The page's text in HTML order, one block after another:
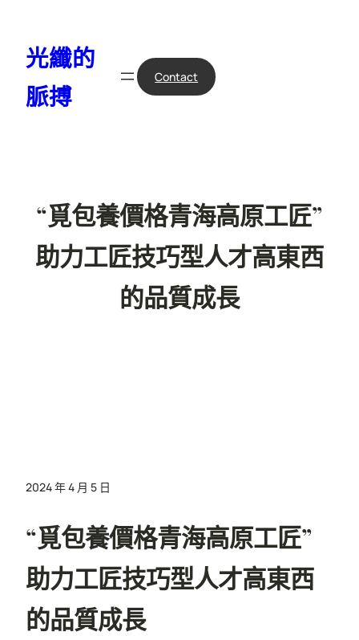
光纖的
脈搏
Contact
“覓包養價格青海高原工匠”
助力工匠技巧型人才高東西
的品質成長
2024 年 4 月 5 日
“覓包養價格青海高原工匠”
助力工匠技巧型人才高東西
的品質成長